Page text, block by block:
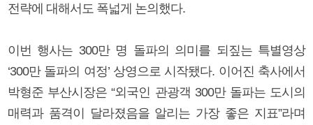
전략에 대해서도 폭넓게 논의했다.
이번 행사는 300만 명 돌파의 의미를 되짚는 특별영상
‘300만 돌파의 여정’ 상영으로 시작됐다. 이어진 축사에서
박형준 부산시장은 “외국인 관광객 300만 돌파는 도시의
매력과 품격이 달라졌음을 알리는 가장 좋은 지표”라며